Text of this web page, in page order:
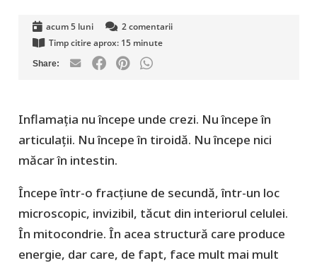
acum 5 luni 2 comentarii
Timp citire aprox: 15 minute
Inflamația nu începe unde crezi. Nu începe în
articulații. Nu începe în tiroidă. Nu începe nici
măcar în intestin.
Începe într-o fracțiune de secundă, într-un loc
microscopic, invizibil, tăcut din interiorul celulei.
În mitocondrie. În acea structură care produce
energie, dar care, de fapt, face mult mai mult